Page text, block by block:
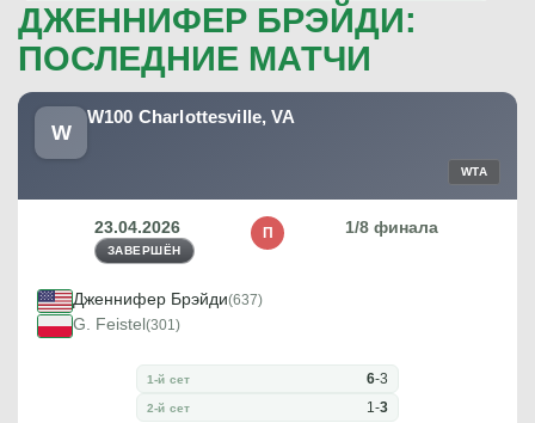
ДЖЕННИФЕР БРЭЙДИ:
ПОСЛЕДНИЕ МАТЧИ
W
W100 Charlottesville, VA
WTA
23.04.2026
ЗАВЕРШЁН
1/8 финала
П
Дженнифер Брэйди(637)
G. Feistel(301)
1-й сет 6-3
2-й сет 1-3